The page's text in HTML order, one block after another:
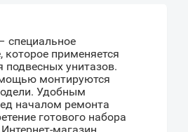
специальное
которое применяется
подвесных унитазов.
монтируются
Удобным
началом ремонта
готового набора